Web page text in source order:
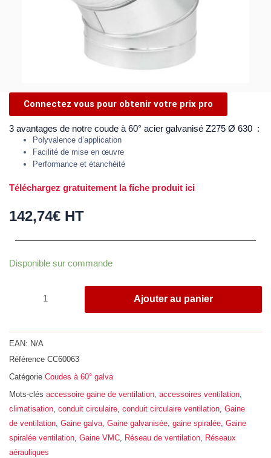
Connectez vous pour obtenir votre prix pro
3 avantages de notre coude à 60° acier galvanisé Z275 Ø 630 :
Polyvalence d’application
Facilité de mise en œuvre
Performance et étanchéité
Téléchargez gratuitement la fiche produit ici
142,74€ HT
Disponible sur commande
quantité
acier
galvanisé
Z275,
Ø
630
Ajouter au panier
EAN: N/A
Référence CC60063
Catégorie Coudes à 60° galva
Mots-clés accessoire gaine de ventilation, accessoires ventilation,
climatisation, conduit circulaire, conduit circulaire ventilation, Gaine
de ventilation, Gaine galva, Gaine galvanisée, gaine spiralée, Gaine
spiralée ventilation, Gaine VMC, Réseau de ventilation, Réseaux
aérauliques